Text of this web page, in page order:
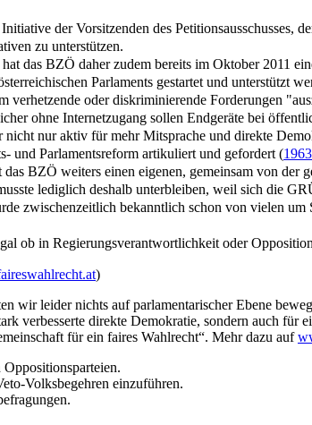
der Vorsitzenden des Petitionsausschusses,
zu unterstützen.
das BZÖ daher zudem bereits im Oktober 2011
Parlaments gestartet und unterstützt
verhetzende oder diskriminierende Forderungen
ohne Internetzugang sollen Endgeräte bei
nur aktiv für mehr Mitsprache und direkte
und Parlamentsreform artikuliert und gefordert (
BZÖ weiters einen eigenen, gemeinsam von
lediglich deshalb unterbleiben, weil sich die
zwischenzeitlich bekanntlich schon von vielen
ob in Regierungsverantwortlichkeit oder
)
wir leider nichts auf parlamentarischer Ebene
verbesserte direkte Demokratie, sondern auch für
für ein faires Wahlrecht“. Mehr dazu auf
Volksbegehren einzuführen.